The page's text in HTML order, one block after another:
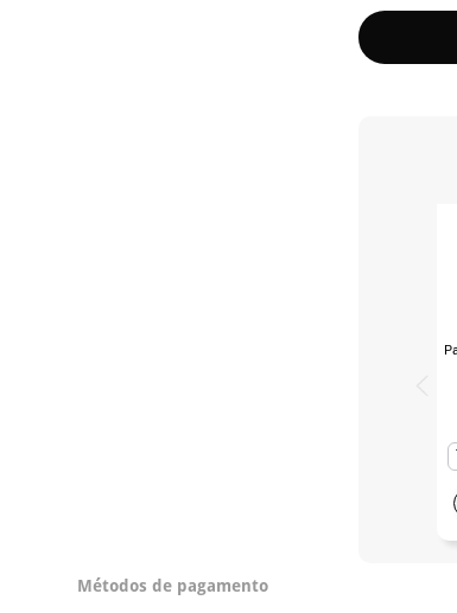
Métodos de pagamento